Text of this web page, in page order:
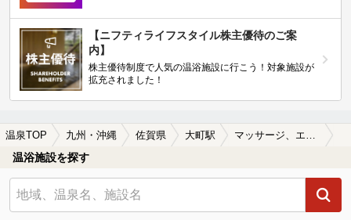
【ニフティライフスタイル株主優待のご案
内】
株主優待制度で人気の温浴施設に行こう！対象施設が
拡充されました！
温泉TOP 九州・沖縄 佐賀県 大町駅 マッサージ、エステがある大町駅近くの温泉、日帰り温泉、スーパー銭湯おすすめ
温浴施設を探す